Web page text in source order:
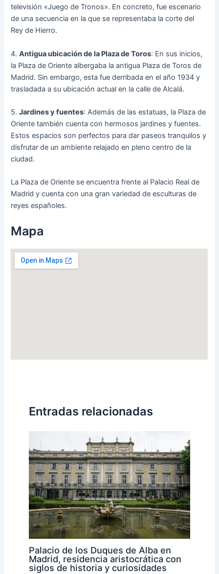
televisión «Juego de Tronos». En concreto, fue escenario
de una secuencia en la que se representaba la corte del
Rey de Hierro.
4.Antigua ubicación de la Plaza de Toros: En sus inicios,
la Plaza de Oriente albergaba la antigua Plaza de Toros de
Madrid. Sin embargo, esta fue derribada en el año 1934 y
trasladada a su ubicación actual en la calle de Alcalá.
5.Jardines y fuentes: Además de las estatuas, la Plaza de
Oriente también cuenta con hermosos jardines y fuentes.
Estos espacios son perfectos para dar paseos tranquilos y
disfrutar de un ambiente relajado en pleno centro de la
ciudad.
La Plaza de Oriente se encuentra frente al Palacio Real de
Madrid y cuenta con una gran variedad de esculturas de
reyes españoles.
Mapa
Entradas relacionadas
Palacio de los Duques de Alba en
Madrid, residencia aristocrática con
siglos de historia y curiosidades